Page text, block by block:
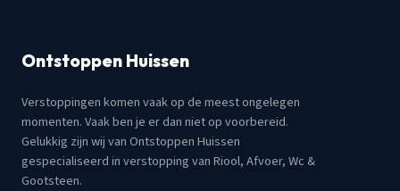
Ontstoppen Huissen
Verstoppingen komen vaak op de meest ongelegen
momenten. Vaak ben je er dan niet op voorbereid.
Gelukkig zijn wij van Ontstoppen Huissen
gespecialiseerd in verstopping van Riool, Afvoer, Wc &
Gootsteen.